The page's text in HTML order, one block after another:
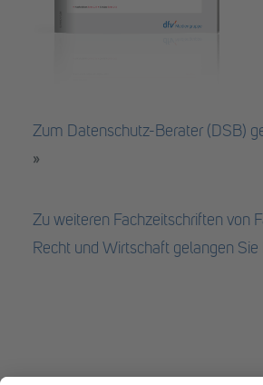
Zum Datenschutz-Berater (DSB)
»
Zu weiteren Fachzeitschriften von
Recht und Wirtschaft gelangen Sie